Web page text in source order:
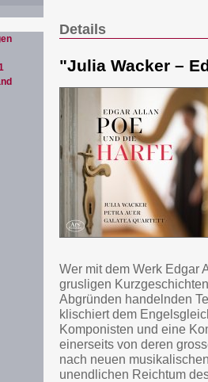
Details
"Julia Wacker –
Wer mit dem Werk Edgar
grusligen
Abgründen handelnden
klischiert dem
Komponisten und eine
einerseits von deren
nach neuen
unendlichen Reichtum